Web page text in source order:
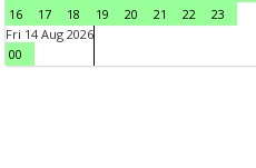
16
17 18 19 20 21 22
23
Fri 14 Aug 2026
00